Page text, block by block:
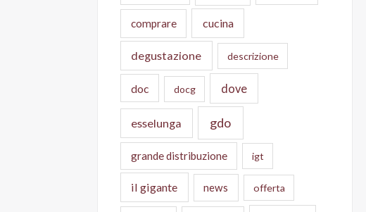
comprare cucina
degustazione descrizione
doc docg dove
esselunga gdo
grande distribuzione igt
il gigante news offerta